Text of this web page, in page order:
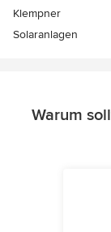
Klempner
Solaranlagen
Warum